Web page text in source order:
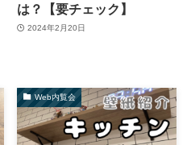
は？【要チェック】
2024年2月20日
Web内覧会